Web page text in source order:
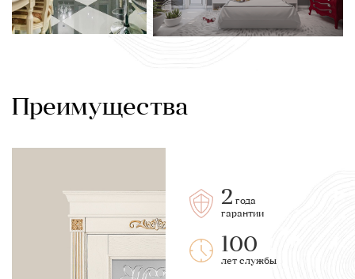
Преимущества
2 года
гарантии
100
лет службы